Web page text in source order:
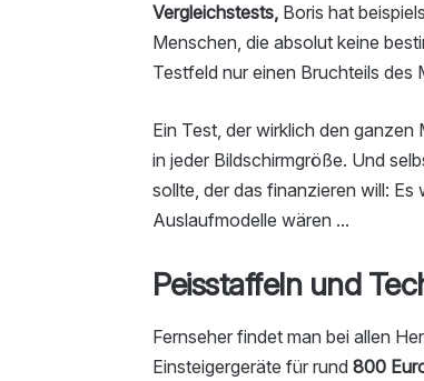
Vergleichstests, Boris hat
Menschen, die absolut keine
Testfeld nur einen Bruchteils des
Ein Test, der wirklich den
in jeder Bildschirmgröße. Und
sollte, der das finanzieren will:
Auslaufmodelle wären ...
Peisstaffeln und
Fernseher findet man bei allen
Einsteigergeräte für rund 800